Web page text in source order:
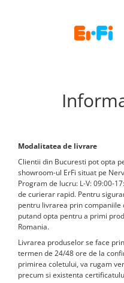
Carucioare si scaune auto
Scaune auto copii
Accesorii auto
Masinute cu pedale
Vehicule fara pedale
Sporturi Copii
Accesorii pentru plimbare
Trolere Copii
Masa bebelusului
Sterilizatoare biberoane
Cani si pahare
Biberoane tetine suzete
Incalzitoare biberoane
Termosuri
Genti termoizolante
Igiena si sanatate
Masute infasat bebe
Produse pentru baie
Camera copii si bebelusi
Perne si paturici
Balansoare bebelusi
Mobilier camera copii
Audio monitoare bebelusi
Video monitoare bebelusi
Covoare copii
Sisteme protectie
Decoratiuni
Jucarii si jocuri copii
Jocuri tip puzzle
Masinute si motociclete
Trenulete copii
Jucarii de plus
Jocuri educative
Papusi si accesorii
Jucarii muzicale
Jucarii de rol
Articole mamici
Lenjerie mamici
Gradinita si scoala
Ghiozdane si rucsacuri
Numaratori si alfabetare
Table scolare
Carti pentru copii
Haine incaltaminte si
Modalitatea de livrare
Clientii din Bucuresti pot opta
showroom-ul ErFi situat pe
Program de lucru: L-V: 09:00-
de curierar rapid. Pentru
pentru livrarea prin
putand opta pentru a primi
Romania.
Livrarea produselor se face
termen de 24/48 ore de la
primirea coletului, va rugam
precum si existenta